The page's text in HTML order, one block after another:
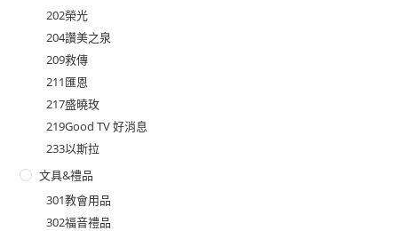
202榮光
204讚美之泉
209救傳
211匯恩
217盛曉玫
219Good TV 好消息
233以斯拉
文具&禮品
301教會用品
302福音禮品